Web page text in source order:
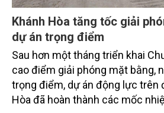
Khánh Hòa tăng tốc giải
dự án trọng điểm
Sau hơn một tháng triển khai
cao điểm giải phóng mặt bằng,
trọng điểm, dự án động lực trên
Hòa đã hoàn thành các mốc